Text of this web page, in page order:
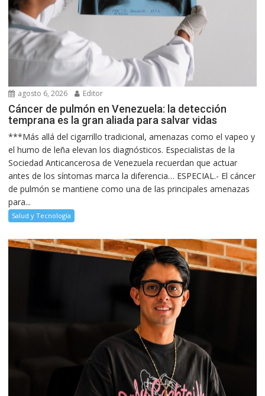
agosto 6, 2026 Editor
Cáncer de pulmón en Venezuela: la detección
temprana es la gran aliada para salvar vidas
***Más allá del cigarrillo tradicional, amenazas como el vapeo y
el humo de leña elevan los diagnósticos. Especialistas de la
Sociedad Anticancerosa de Venezuela recuerdan que actuar
antes de los síntomas marca la diferencia… ESPECIAL.- El cáncer
de pulmón se mantiene como una de las principales amenazas
para...
Salud y Tecnología